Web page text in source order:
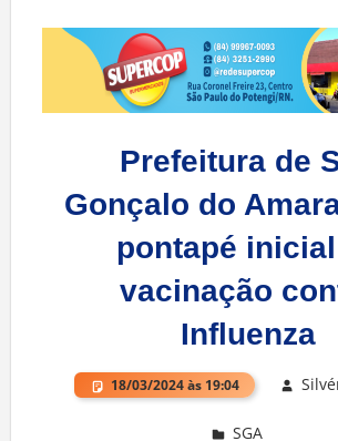
Prefeitura de
Gonçalo do
pontapé
vacinação
Influenza
18/03/2024 às 19:04
SGA